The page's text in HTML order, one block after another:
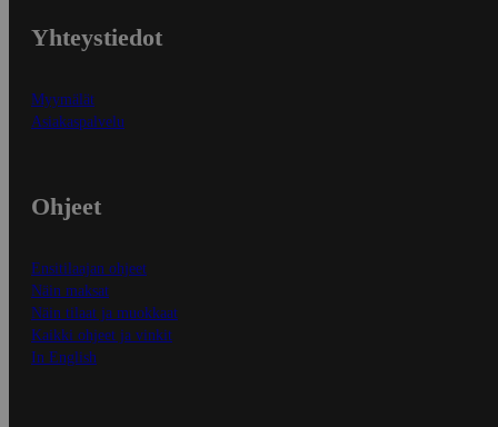
Yhteystiedot
Myymälät
Asiakaspalvelu
Ohjeet
Ensitilaajan ohjeet
Näin maksat
Näin tilaat ja muokkaat
Kaikki ohjeet ja vinkit
In English